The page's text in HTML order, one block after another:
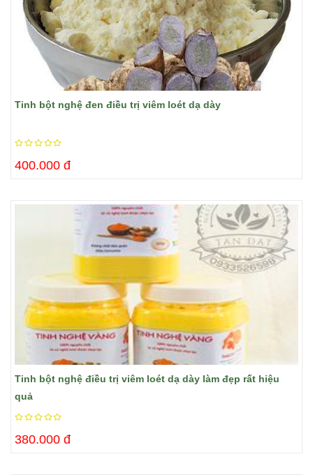
Tinh bột nghệ đen điều trị viêm loét dạ dày
400.000 đ
Tinh bột nghệ điều trị viêm loét dạ dày làm đẹp rất hiệu
quả
380.000 đ